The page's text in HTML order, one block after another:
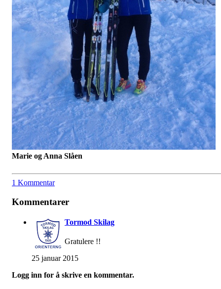
Marie og Anna Slåen
1 Kommentar
Kommentarer
Tormod Skilag
Gratulere !!
25 januar 2015
Logg inn for å skrive en kommentar.